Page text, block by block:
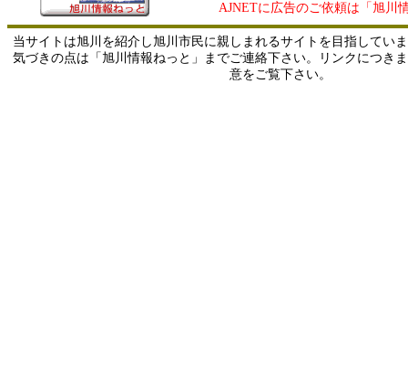
AJNETに広告のご依頼は「旭川
当サイトは旭川を紹介し旭川市民に親しまれるサイトを目指してい
気づきの点は「旭川情報ねっと」までご連絡下さい。リンクにつき
意をご覧下さい。